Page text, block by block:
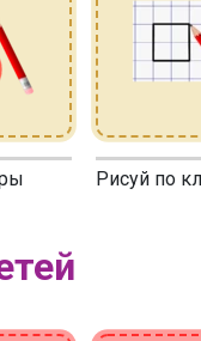
Рисуй по